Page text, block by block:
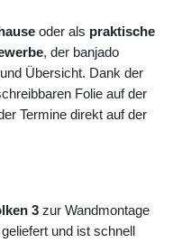
oder als praktische
, der banjado
Übersicht. Dank der
Folie auf der
Termine direkt auf der
3 zur Wandmontage
und ist schnell